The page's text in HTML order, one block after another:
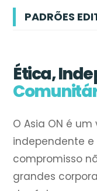
PADRÕES
Ética,
O Asia ON é
independente e
compromisso
grandes